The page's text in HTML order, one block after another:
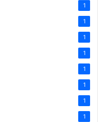
1
1
1
1
1
1
1
1